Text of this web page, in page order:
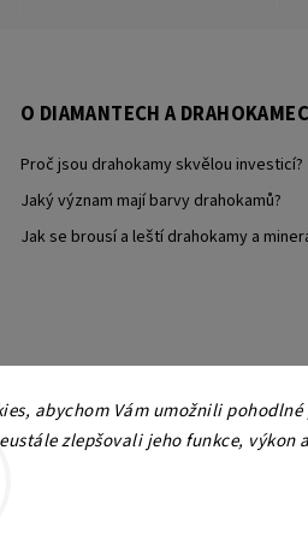
abychom Vám umožnili
zlepšovali jeho funkce,
O DIAMANTECH A
Proč jsou drahokamy skvělou investicí?
Jaký význam mají barvy drahokamů?
Jak se brousí a leští drahokamy a
starožitnosti